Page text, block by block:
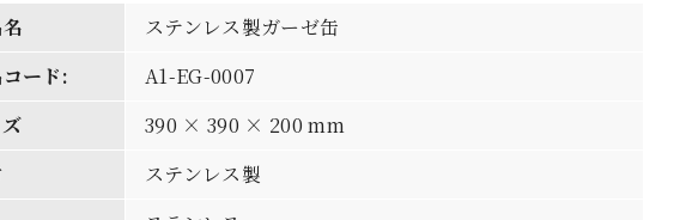
ステンレス製ガーゼ缶
ード:
A1-EG-0007
390 × 390 × 200 mm
ステンレス製